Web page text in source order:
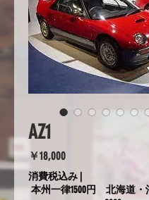
AZ1
￥18,000価
格
消費税込み
本州一律1500円 北海道・